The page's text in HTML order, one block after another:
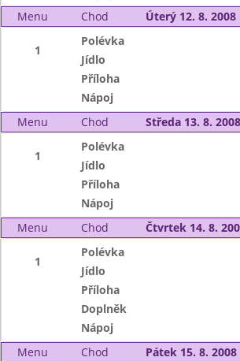
Menu
Chod Úterý 12. 8. 2008
1
Polévka
Jídlo
Příloha
Nápoj
Menu
Chod Středa 13. 8. 2008
1
Polévka
Jídlo
Příloha
Nápoj
Menu
Chod Čtvrtek 14. 8.
1
Polévka
Jídlo
Příloha
Doplněk
Nápoj
Menu
Chod Pátek 15. 8. 2008